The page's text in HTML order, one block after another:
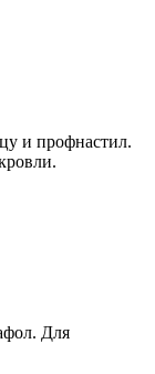
и профнастил.
Для